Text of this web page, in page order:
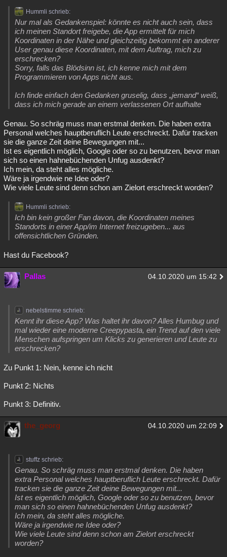
Hummli schrieb:
Nur mal als Gedankenspiel: könnte es nicht auch sein, dass
ich meinen Standort freigebe, die App ermittelt für mich
Koordinaten in der Nähe und gleichzeitig bekommt ein anderer
User genau diese Koordinaten, mit dem Auftrag, mich zu
erschrecken?
Sorry, falls das Blödsinn ist, ich kenne mich mit dem
Programmieren von Apps nicht aus.
Ich finde einfach den Gedanken gruselig, dass „jemand“ weiß,
dass ich mich gerade an einem verlassenen Ort aufhalte
Genau. So schräg muss man erstmal denken. Die haben extra
Personal welches hauptberuflich Leute erschreckt. Dafür tracken
sie die ganze Zeit deine Bewegungen mit...
Ist es eigentlich möglich, Google oder so zu benutzen, bevor man
sich so einen hahnebüchenden Unfug ausdenkt?
Ich mein, da steht alles mögliche.
Wäre ja irgendwie ne Idee oder?
Wie viele Leute sind denn schon am Zielort erschreckt worden?
Hummli schrieb:
Ich bin kein großer Fan davon, die Koordinaten meines
Standorts in einer App/im Internet freizugeben... aus
offensichtlichen Gründen.
Hast du Facebook?
Pallas 04.10.2020 um 15:42
nebelstimme schrieb:
Kennt ihr diese App? Was haltet ihr davon? Alles Humbug und
mal wieder eine moderne Creepypasta, ein Trend auf den viele
Menschen aufspringen um Klicks zu generieren und Leute zu
erschrecken?
Zu Punkt 1: Nein, kenne ich nicht
Punkt 2: Nichts
Punkt 3: Definitiv.
the_georg 04.10.2020 um 22:09
stuffz schrieb:
Genau. So schräg muss man erstmal denken. Die haben
extra Personal welches hauptberuflich Leute erschreckt. Dafür
tracken sie die ganze Zeit deine Bewegungen mit...
Ist es eigentlich möglich, Google oder so zu benutzen, bevor
man sich so einen hahnebüchenden Unfug ausdenkt?
Ich mein, da steht alles mögliche.
Wäre ja irgendwie ne Idee oder?
Wie viele Leute sind denn schon am Zielort erschreckt
worden?